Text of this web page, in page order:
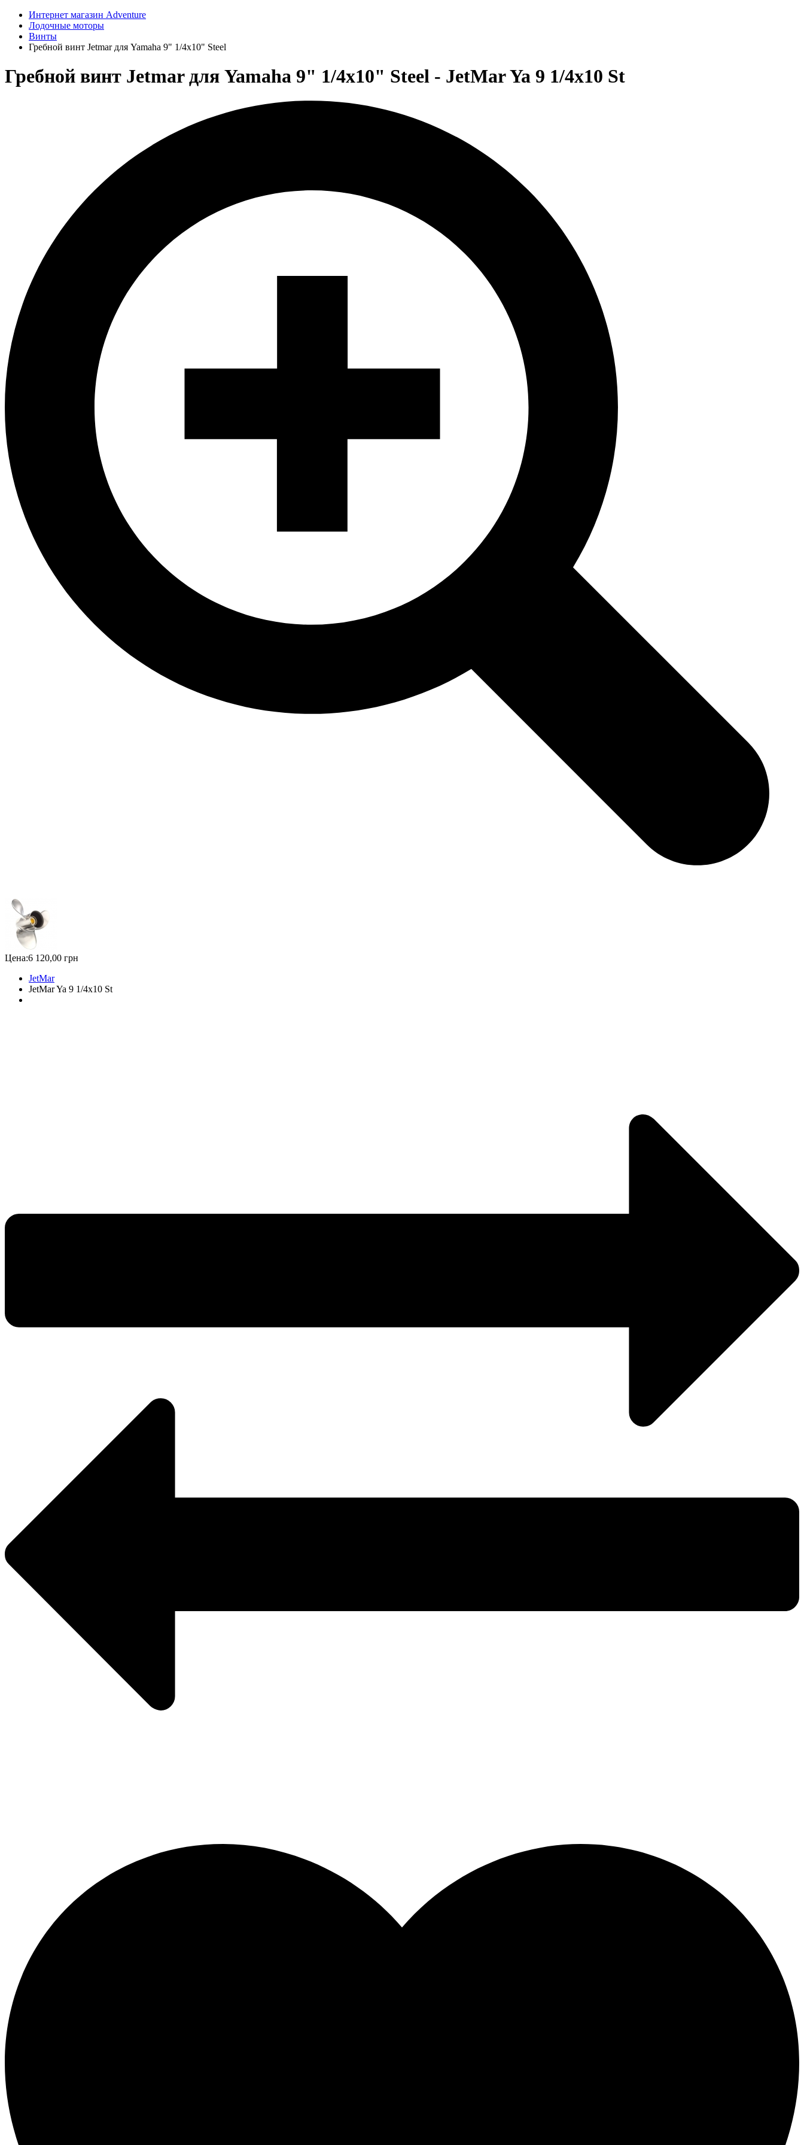
Интернет магазин Adventure
Лодочные моторы
Винты
Гребной винт Jetmar для Yamaha 9" 1/4x10" Steel
Гребной винт Jetmar для Yamaha 9" 1/4x10" Steel - JetMar Ya 9 1/4x10 St
Цена:6 120,00 грн
JetMar
JetMar Ya 9 1/4x10 St